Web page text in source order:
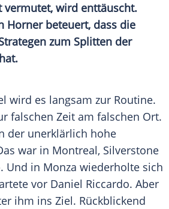
vermutet, wird enttäuscht.
Hornerbeteuert, dass die
zum Splitten der
wird es langsam zur Routine.
falschen Zeit am falschen Ort.
der unerklärlich hohe
war in Montreal, Silverstone
Und in Monza wiederholte sich
vor Daniel Riccardo. Aber
ihm ins Ziel. Rückblickend